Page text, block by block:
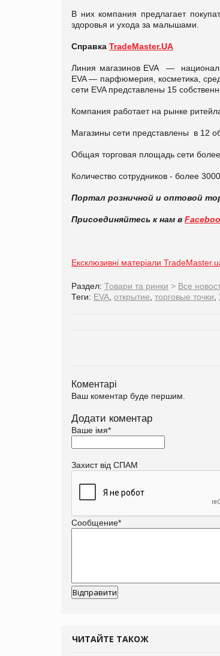
В них компания предлагает
здоровья и ухода за малышами.
Справка TradeMaster.UA
Линия магазинов EVA —
EVA — парфюмерия, косметика,
сети EVA представлены 15
Компания работает на рынке
Магазины сети представлены в 12
Общая торговая площадь сети
Количество сотрудников - более 3000.
Портал розничной и оптовой
Присоединяйтесь к нам в
Ексклюзивні матеріали
Раздел: Товари та ринки > Все
Теги: EVA открытие торговые точки
Коментарі
Ваш коментар буде першим.
Додати коментар
Ваше імя*
Захист від СПАМ
Сообщение*
ЧИТАЙТЕ ТАКОЖ